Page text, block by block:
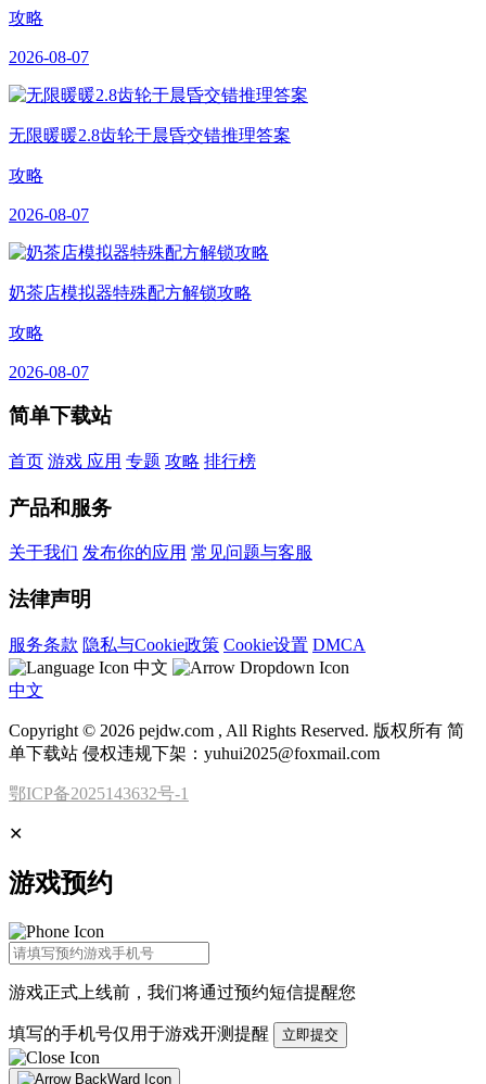
攻略
2026-08-07
无限暖暖2.8齿轮于晨昏交错推理答案
攻略
2026-08-07
奶茶店模拟器特殊配方解锁攻略
攻略
2026-08-07
简单下载站
首页 游戏 应用 专题 攻略 排行榜
产品和服务
关于我们 发布你的应用 常见问题与客服
法律声明
服务条款 隐私与Cookie政策 Cookie设置 DMCA
中文
中文
Copyright © 2026 pejdw.com , All Rights Reserved. 版权所有 简
单下载站 侵权违规下架：yuhui2025@foxmail.com
鄂ICP备2025143632号-1
✕
游戏预约
游戏正式上线前，我们将通过预约短信提醒您
填写的手机号仅用于游戏开测提醒 立即提交